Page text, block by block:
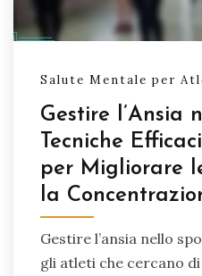
Salute Mentale per
Gestire l’Ansia
Tecniche
per Migliorare
la
Gestire l’ansia nello
gli atleti che cercano